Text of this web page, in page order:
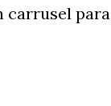
carrusel para